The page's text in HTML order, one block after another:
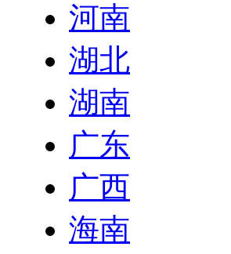
河南
湖北
湖南
广东
广西
海南